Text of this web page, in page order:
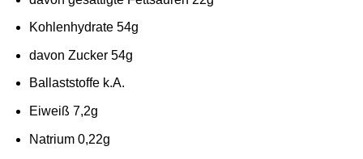
Kohlenhydrate 54g
davon Zucker 54g
Ballaststoffe k.A.
Eiweiß 7,2g
Natrium 0,22g